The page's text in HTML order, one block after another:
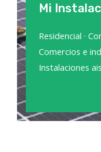
Mi
Residencial ·
Comercios e
Instalaciones